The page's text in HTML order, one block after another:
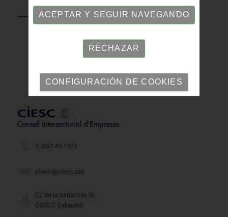
VOLVER
T. 937 457 812
ciesc@ciesc.cat
C/ de la Indústria, 16
08202 Sabadell
ACEPTAR Y SEGUIR NAVEGANDO
RECHAZAR
CONFIGURACIÓN DE COOKIES